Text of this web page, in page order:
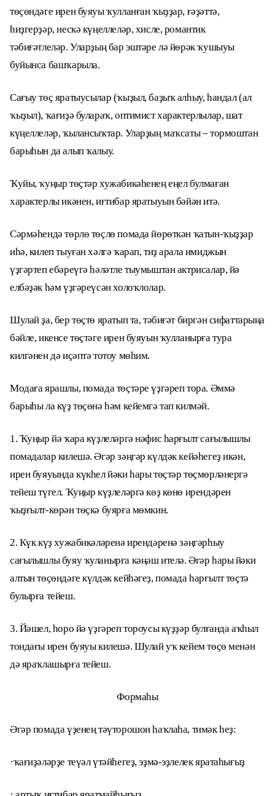
төҫөндәге ирен буяуы ҡулланған ҡыҙҙар, ғәҙәттә,
һиҙгерҙәр, нескә күңеллеләр, хисле, романтик
тәбиғәтлеләр. Уларҙың бар эштәре лә йөрәк ҡушыуы
буйынса башҡарыла.
Сағыу төҫ яратыусылар (ҡыҙыл, баҙыҡ алһыу, һандал (ал
ҡыҙыл), ҡағиҙә булараҡ, оптимист характерлылар, шат
күңеллеләр, ҡылансыҡтар. Уларҙың маҡсаты – тормоштан
барыһын да алып ҡалыу.
Ҡуйы, ҡуңыр төҫтәр хужабикәһенең еңел булмаған
характерлы икәнен, иғтибар яратыуын бәйән итә.
Сәрмәһендә төрлө төҫлө помада йөрөткән ҡатын-ҡыҙҙар
иһә, килеп тыуған хәлгә ҡарап, тиҙ арала имиджын
үҙгәртеп ебәреүгә һәләтле тыумыштан актрисалар, йә
елбәҙәк һәм үҙгәреүсән холоҡлолар.
Шулай ҙа, бер төҫтө яратып та, тәбиғәт биргән сифаттарыңа
бәйле, икенсе төҫтәге ирен буяуын ҡулланырға тура
килгәнен дә иҫәптә тотоу мөһим.
Модаға ярашлы, помада төҫтәре үҙгәреп тора. Әммә
барыһы ла күҙ төҫөнә һәм кейемгә тап килмәй.
1. Ҡуңыр йә ҡара күҙлеләргә нәфис һарғылт сағылышлы
помадалар килешә. Әгәр зәңгәр күлдәк кейәһегеҙ икән,
ирен буяуында күкһел йәки һары төҫтәр төҫмөрләнергә
тейеш түгел. Ҡуңыр күҙлеләргә көҙ көнө ирендәрен
ҡыҙғылт-көрән төҫкә буярға мөмкин.
2. Күк күҙ хужабикәләренә ирендәренә зәңгәрһыу
сағылышлы буяу ҡуланырға кәңәш ителә. Әгәр һары йәки
алтын төҫөндәге күлдәк кейһәгеҙ, помада һарғылт төҫтә
булырға тейеш.
3. Йәшел, һоро йә үҙгәреп тороусы күҙҙәр булғанда аҡһыл
тондағы ирен буяуы килешә. Шулай уҡ кейем төҫө менән
дә яраҡлашырға тейеш.
Формаһы
Әгәр помада үҙенең тәүторошон һаҡлаһа, тимәк һеҙ:
·ҡағиҙәләрҙе теүәл үтәйһегеҙ, эҙмә-эҙлелек яратаһығыҙ